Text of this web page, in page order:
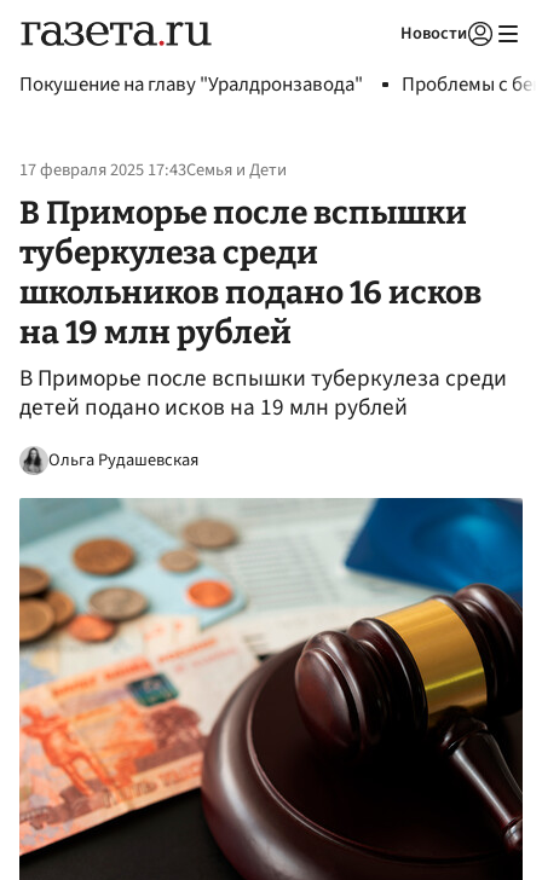
Новости
Покушение на главу "Уралдронзавода" Проблемы с
17 февраля 2025 17:43Семья и Дети
В Приморье после вспышки
туберкулеза среди
школьников подано 16 исков
на 19 млн рублей
В Приморье после вспышки туберкулеза среди
детей подано исков на 19 млн рублей
Ольга Рудашевская